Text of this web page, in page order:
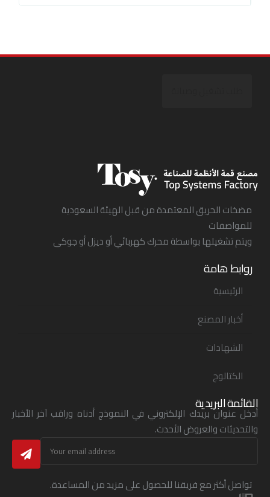
مضخات الحريق المعتمدة من قبل الهيئة السعودية
للمواصفات
ويتم تشغيلها بواسطة محرك كهربائي أو ديزل أو جوكى
روابط هامة
الرئيسية
أخبار المصنع
الشهادات
الكتالوج
القائمة البريدية
أدخل عنوان بريدك الإلكتروني في النموذج أدناه وراقب آخر الأخبار
والتحديثات والعروض الأحدث.
تواصل أكثر مع فريقنا للحصول على مزيد من المساعدة.